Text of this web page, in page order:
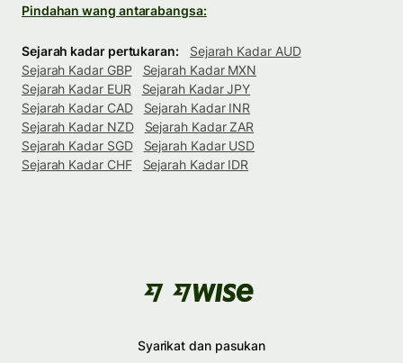
Pindahan wang antarabangsa:
Sejarah kadar pertukaran:
Sejarah Kadar AUD
Sejarah Kadar GBP
Sejarah Kadar MXN
Sejarah Kadar EUR
Sejarah Kadar JPY
Sejarah Kadar CAD
Sejarah Kadar INR
Sejarah Kadar NZD
Sejarah Kadar ZAR
Sejarah Kadar SGD
Sejarah Kadar USD
Sejarah Kadar CHF
Sejarah Kadar IDR
Syarikat dan pasukan